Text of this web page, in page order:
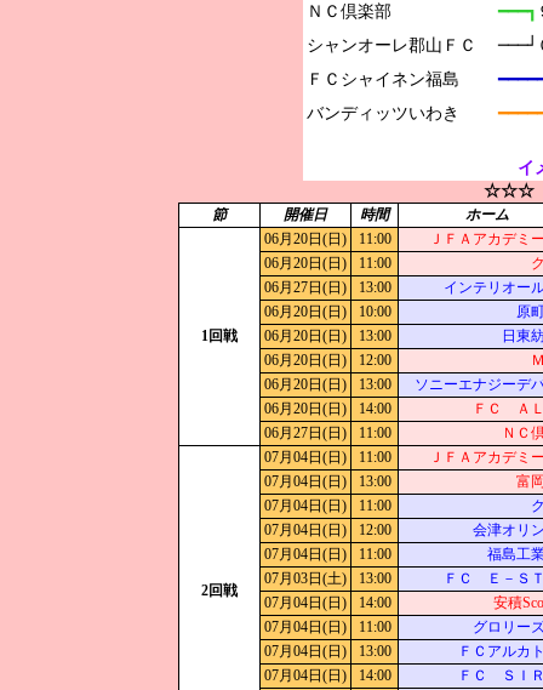
ＮＣ倶楽部
シャンオーレ郡山ＦＣ
ＦＣシャイネン福島
━━━┓
イ
☆☆☆
節 開催日 時間 ホーム
1回戦
06月20日(日) 11:00
ＪＦＡアカデミ
06月20日(日)
11:00
06月27日(日)
13:00
インテリオー
06月20日(日)
10:00
原
06月20日(日)
13:00
日東
06月20日(日)
12:00
06月20日(日)
13:00
ソニーエナジーデ
06月20日(日)
14:00
ＦＣ Ａ
06月27日(日)
11:00 ＮＣ
2回戦
07月04日(日) 11:00
ＪＦＡアカデミ
07月04日(日)
13:00
富
07月04日(日)
11:00
07月04日(日)
12:00
会津オリ
07月04日(日)
11:00
福島工
07月03日(土)
13:00
ＦＣ Ｅ－Ｓ
07月04日(日)
14:00
安積
07月04日(日)
11:00
グロリー
07月04日(日)
13:00
ＦＣアルカ
07月04日(日)
14:00
ＦＣ ＳＩ